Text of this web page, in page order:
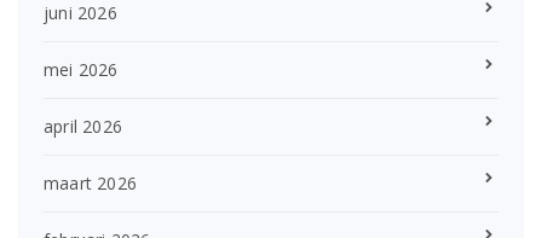
juni 2026
mei 2026
april 2026
maart 2026